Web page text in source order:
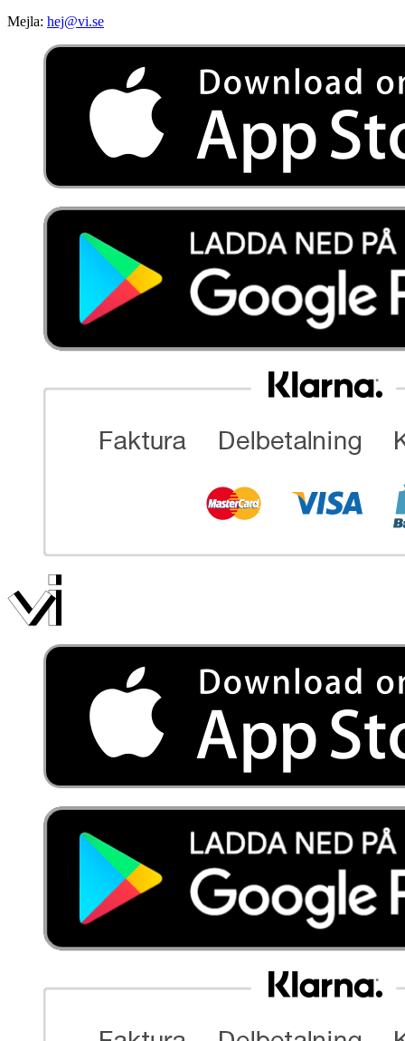
Mejla: hej@vi.se